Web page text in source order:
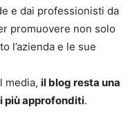
e dai professionisti da
promuovere non solo
l’azienda e le sue
media, il blog resta una
più approfonditi.